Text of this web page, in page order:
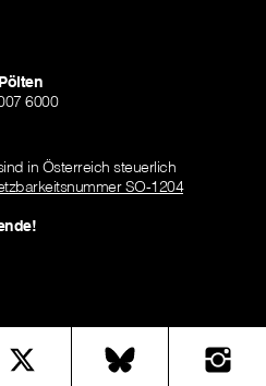
6000
in Österreich steuerlich
SO-1204